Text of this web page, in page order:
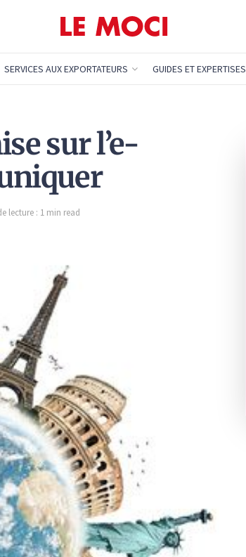
SERVICES AUX EXPORTATEURS GUIDES ET EXPERTISES
sur l’e-
lecture : 1 min read